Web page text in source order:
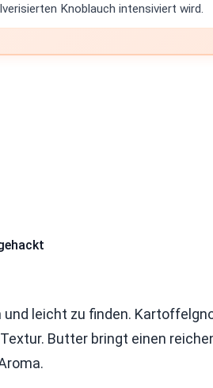
Knoblauch intensiviert wird.
leicht zu finden.
Butter bringt einen